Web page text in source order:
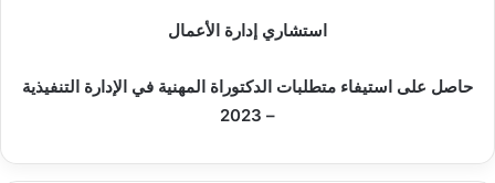
استشاري إدارة الأعمال
حاصل على استيفاء متطلبات الدكتوراة المهنية في الإدارة التنفيذية
– 2023